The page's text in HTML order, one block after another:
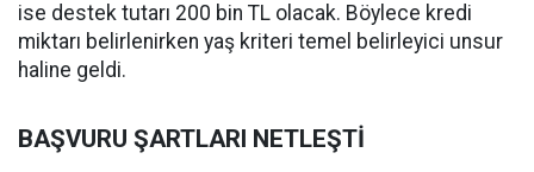
ise destek tutarı 200 bin TL olacak. Böylece kredi
miktarı belirlenirken yaş kriteri temel belirleyici unsur
haline geldi.
BAŞVURU ŞARTLARI NETLEŞTİ